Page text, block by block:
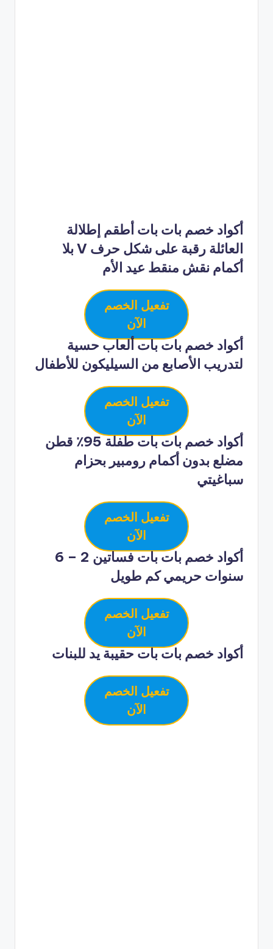
أكواد خصم بات بات أطقم إطلالة
العائلة رقبة على شكل حرف V بلا
أكمام نقش منقط عيد الأم
تفعيل الخصم
الآن
أكواد خصم بات بات ألعاب حسية
لتدريب الأصابع من السيليكون للأطفال
تفعيل الخصم
الآن
أكواد خصم بات بات طفلة 95٪ قطن
مضلع بدون أكمام رومبير بحزام
سباغيتي
تفعيل الخصم
الآن
أكواد خصم بات بات فساتين 2 – 6
سنوات حريمي كم طويل
تفعيل الخصم
الآن
أكواد خصم بات بات حقيبة يد للبنات
تفعيل الخصم
الآن